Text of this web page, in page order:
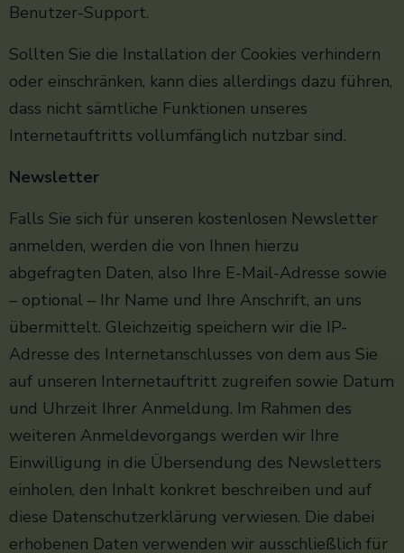
Benutzer-Support.
Sollten Sie die Installation der Cookies verhindern
oder einschränken, kann dies allerdings dazu führen,
dass nicht sämtliche Funktionen unseres
Internetauftritts vollumfänglich nutzbar sind.
Newsletter
Falls Sie sich für unseren kostenlosen Newsletter
anmelden, werden die von Ihnen hierzu
abgefragten Daten, also Ihre E-Mail-Adresse sowie
– optional – Ihr Name und Ihre Anschrift, an uns
übermittelt. Gleichzeitig speichern wir die IP-
Adresse des Internetanschlusses von dem aus Sie
auf unseren Internetauftritt zugreifen sowie Datum
und Uhrzeit Ihrer Anmeldung. Im Rahmen des
weiteren Anmeldevorgangs werden wir Ihre
Einwilligung in die Übersendung des Newsletters
einholen, den Inhalt konkret beschreiben und auf
diese Datenschutzerklärung verwiesen. Die dabei
erhobenen Daten verwenden wir ausschließlich für